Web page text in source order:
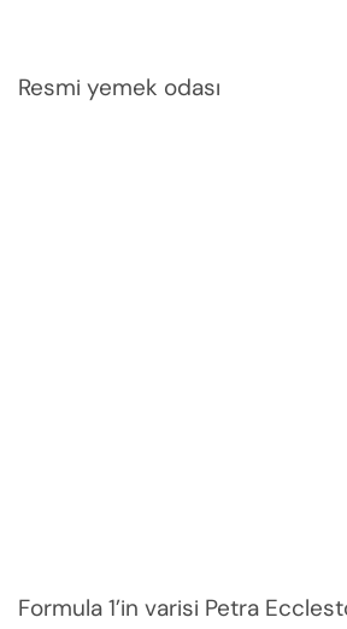
Resmi yemek odası
Formula 1’in varisi Petra